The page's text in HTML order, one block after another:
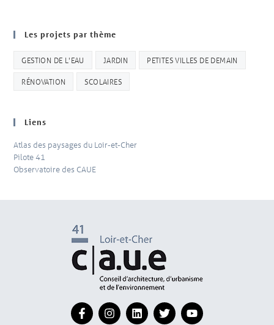
Les projets par thème
GESTION DE L'EAU JARDIN PETITES VILLES DE DEMAIN
RÉNOVATION SCOLAIRES
Liens
Atlas des paysages du Loir-et-Cher
Pilote 41
Observatoire des CAUE